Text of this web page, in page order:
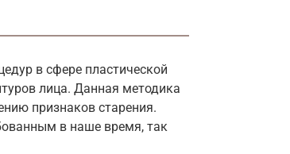
в сфере пластической
лица. Данная методика
признаков старения.
в наше время, так